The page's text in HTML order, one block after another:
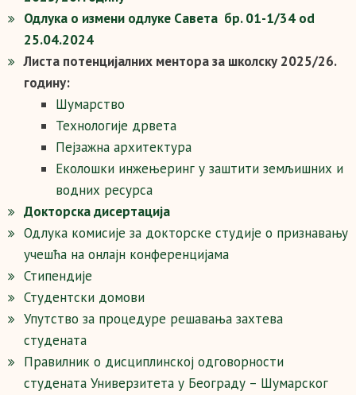
Одлука о измени одлуке Савета бр. 01-1/34 od
25.04.2024
Листа потенцијалних ментора за школску 2025/26.
годину:
Шумарство
Технологије дрвета
Пејзажна архитектура
Еколошки инжењеринг у заштити земљишних и
водних ресурса
Докторска дисертација
Одлука комисије за докторске студије о признавању
учешћа на онлајн конференцијама
Стипендије
Студентски домови
Упутство за процедуре решавања захтева
студената
Правилник о дисциплинској одговорности
студената Универзитета у Београду – Шумарског